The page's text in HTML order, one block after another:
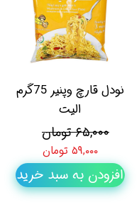
نودل قارچ وپنیر 75گرم
الیت
۶۵,۰۰۰ تومان
۵۹,۰۰۰ تومان
افزودن به سبد خرید